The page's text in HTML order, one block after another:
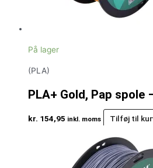
På lager
(PLA)
PLA+ Gold, Pap spole
kr. 154,95 inkl. moms Tilføj til